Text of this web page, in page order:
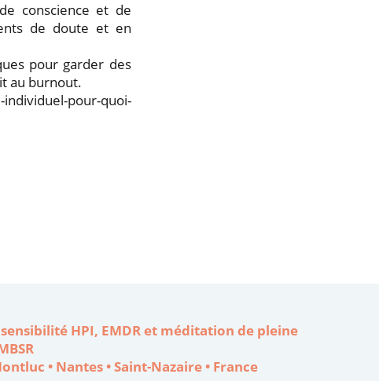
conscience et de
de doute et en
pour garder des
au burnout.
pour-quoi-
HPI, EMDR et méditation de pleine
• Nantes • Saint-Nazaire • France